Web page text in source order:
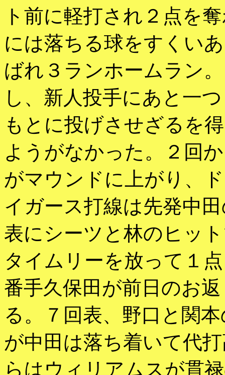
ト前に軽打され２点を
には落ちる球をすくい
ばれ３ランホームラン
し、新人投手にあと一
もとに投げさせざるを
ようがなかった。２回
がマウンドに上がり、
イガース打線は先発中
表にシーツと林のヒッ
タイムリーを放って１
番手久保田が前日のお
る。７回表、野口と関
が中田は落ち着いて代
らはウィリアムスが貫